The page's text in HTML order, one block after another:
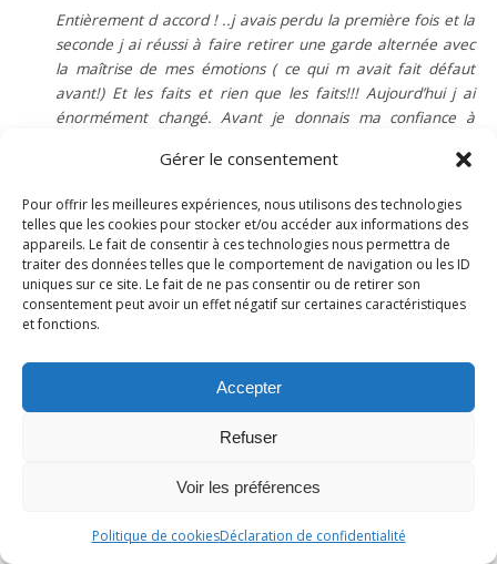
Gérer le consentement
Pour offrir les meilleures expériences, nous utilisons des technologies
telles que les cookies pour stocker et/ou accéder aux informations des
appareils. Le fait de consentir à ces technologies nous permettra de
traiter des données telles que le comportement de navigation ou les ID
uniques sur ce site. Le fait de ne pas consentir ou de retirer son
consentement peut avoir un effet négatif sur certaines caractéristiques
et fonctions.
Accepter
Refuser
Voir les préférences
Politique de cookiesDéclaration de confidentialité
Entièrement d accord ! ..j avais perdu la première fois et la
seconde j ai réussi à faire retirer une garde alternée avec
la maîtrise de mes émotions ( ce qui m avait fait défaut
avant!) Et les faits et rien que les faits!!! Aujourd’hui j ai
énormément changé. Avant je donnais ma confiance à
donne ma confiance qu en moi et nullement en autrui…
Merci ! Merci pour ce témoignage qui démontre qu’il est
possible de « gagner »… Il est possible de « contre-
manipuler » PN dès lors qu’on a compris son
membres vont s’inspirer de ce récit car il me semble être
« une clé » pour affronter PN. Ce fonctionnement vaut
pour la vie courante, ne surtout pas « accuser » PN, si vous
agissez dans le calme et le dialogue, les gens constateront
ainsi, vous êtes irréprochable face à PN.. je vous assure
ce que vous êtes, vos valeurs, vos qualités humaines, toutes